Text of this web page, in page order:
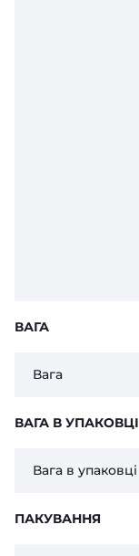
ВАГА
Вага
ВАГА В УПАКОВЦІ
Вага в упаковці
ПАКУВАННЯ